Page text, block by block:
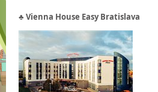
♣ Vienna House Easy Bratislava